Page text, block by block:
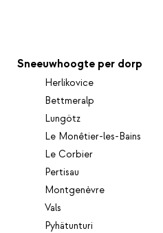
Sneeuwhoogte per dorp
Herlikovice
Bettmeralp
Lungötz
Le Monêtier-les-Bains
Le Corbier
Pertisau
Montgenèvre
Vals
Pyhätunturi